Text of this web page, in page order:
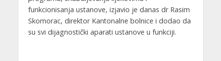
funkcionisanja ustanove, izjavio je danas dr Rasim
Skomorac, direktor Kantonalne bolnice i dodao da
su svi dijagnostički aparati ustanove u funkciji.